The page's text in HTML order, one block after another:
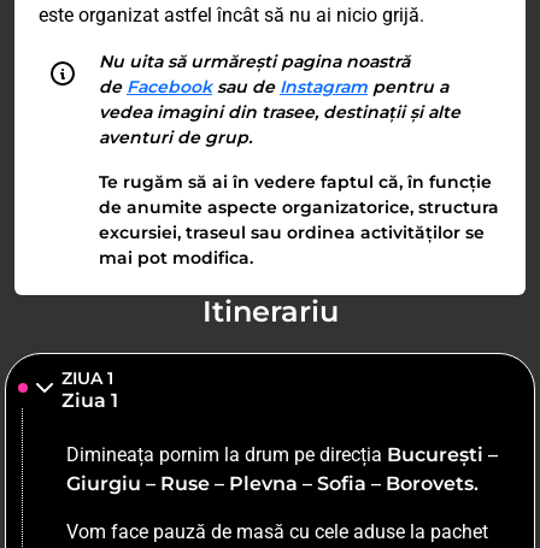
este organizat astfel încât să nu ai nicio grijă.
Nu uita să urmărești pagina noastră
de Facebooksau de Instagram pentru a
vedea imagini din trasee, destinații și alte
aventuri de grup.
Te rugăm să ai în vedere faptul că, în funcție
de anumite aspecte organizatorice, structura
excursiei, traseul sau ordinea activităților se
mai pot modifica.
Itinerariu
ZIUA 1
Ziua 1
Dimineața pornim la drum pe direcția București –
Giurgiu – Ruse – Plevna – Sofia – Borovets.
Vom face pauză de masă cu cele aduse la pachet